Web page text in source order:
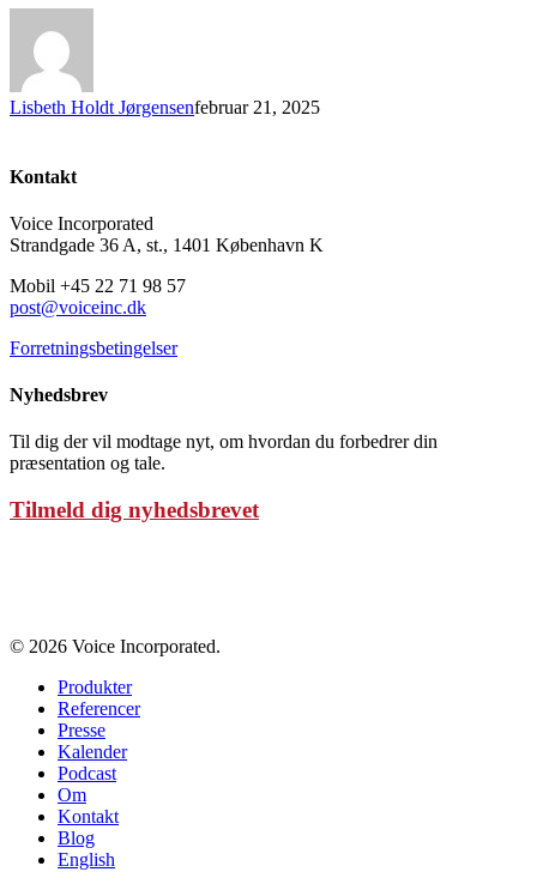
Lisbeth Holdt Jørgensenfebruar 21, 2025
Kontakt
Voice Incorporated
Strandgade 36 A, st., 1401 København K
Mobil +45 22 71 98 57
post@voiceinc.dk
Forretningsbetingelser
Nyhedsbrev
Til dig der vil modtage nyt, om hvordan du forbedrer din
præsentation og tale.
Tilmeld dig nyhedsbrevet
© 2026 Voice Incorporated.
Produkter
Referencer
Presse
Kalender
Podcast
Om
Kontakt
Blog
English